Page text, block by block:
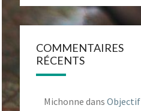
COMMENTAIRES
RÉCENTS
Michonne dans Objectif